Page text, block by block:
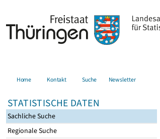
Home Kontakt Suche Newsletter
STATISTISCHE DATEN
Sachliche Suche
Regionale Suche